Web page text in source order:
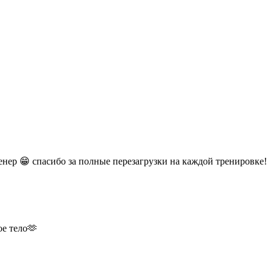
😁 спасибо за полные перезагрузки на каждой тренировке!
тело🫶